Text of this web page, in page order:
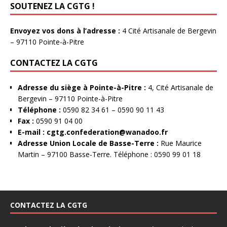
SOUTENEZ LA CGTG !
Envoyez vos dons à l’adresse : 4 Cité Artisanale de Bergevin
– 97110 Pointe-à-Pitre
CONTACTEZ LA CGTG
Adresse du siège à Pointe-à-Pitre : 4, Cité Artisanale de
Bergevin – 97110 Pointe-à-Pitre
Téléphone : 0590 82 34 61 – 0590 90 11 43
Fax : 0590 91 04 00
E-mail : cgtg.confederation@wanadoo.fr
Adresse Union Locale de Basse-Terre : Rue Maurice
Martin – 97100 Basse-Terre. Téléphone : 0590 99 01 18
CONTACTEZ LA CGTG